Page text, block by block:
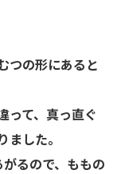
つの形にあると
って、真っ直ぐ
した。
るので、ももの